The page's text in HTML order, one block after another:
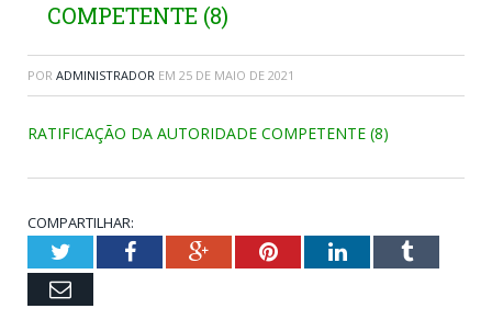
COMPETENTE (8)
POR ADMINISTRADOR EM 25 DE MAIO DE 2021
RATIFICAÇÃO DA AUTORIDADE COMPETENTE (8)
COMPARTILHAR:
TwitterFacebookGoogle+PinterestLinkedInTumblr
Email